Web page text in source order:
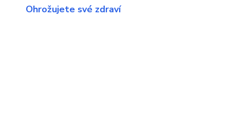
Ohrožujete své zdraví